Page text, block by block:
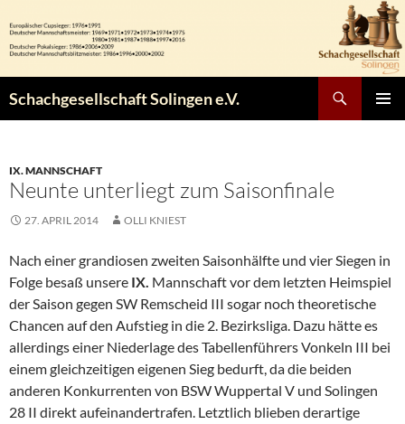
Inhalt
springen
Schachgesellschaft Solingen e.V.
IX. MANNSCHAFT
Neunte unterliegt zum Saisonfinale
27. APRIL 2014 OLLI KNIEST
Nach einer grandiosen zweiten Saisonhälfte und vier Siegen in
Folge besaß unsere IX. Mannschaft vor dem letzten Heimspiel
der Saison gegen SW Remscheid III sogar noch theoretische
Chancen auf den Aufstieg in die 2. Bezirksliga. Dazu hätte es
allerdings einer Niederlage des Tabellenführers Vonkeln III bei
einem gleichzeitigen eigenen Sieg bedurft, da die beiden
anderen Konkurrenten von BSW Wuppertal V und Solingen
28 II direkt aufeinandertrafen. Letztlich blieben derartige